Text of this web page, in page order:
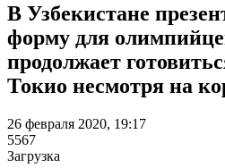
В Узбекистане
форму для
продолжает
Токио несмотря на
26 февраля 2020, 19:17
5567
Загрузка